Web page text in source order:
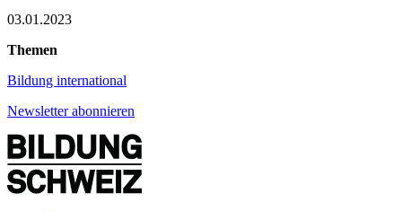
03.01.2023
Themen
Bildung international
Newsletter abonnieren